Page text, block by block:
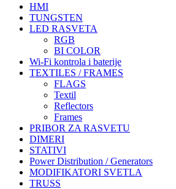
HMI
TUNGSTEN
LED RASVETA
RGB
BI COLOR
Wi-Fi kontrola i baterije
TEXTILES / FRAMES
FLAGS
Textil
Reflectors
Frames
PRIBOR ZA RASVETU
DIMERI
STATIVI
Power Distribution / Generators
MODIFIKATORI SVETLA
TRUSS